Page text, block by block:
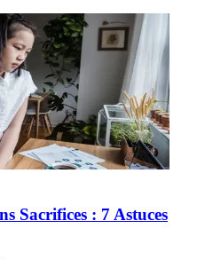
Sacrifices : 7 Astuces